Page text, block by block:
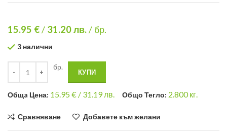
15.95 €/ 31.20лв./ бр.
3 налични
бр.
КУПИ
Общa Цена: 15.95€ / 31.19 лв. Общо Тегло: 2.800кг.
Сравняване Добавете към желани